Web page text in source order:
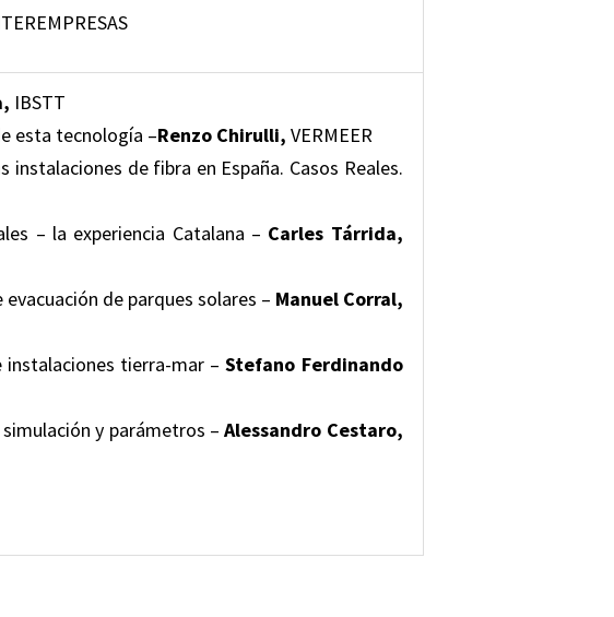
IBSTT
esta tecnología –Renzo Chirulli, VERMEER
de fibra en España. Casos Reales.
– la experiencia Catalana – Carles Tárrida,
de parques solares – Manuel Corral,
instalaciones tierra-mar –Stefano Ferdinando
simulación y parámetros –Alessandro Cestaro,